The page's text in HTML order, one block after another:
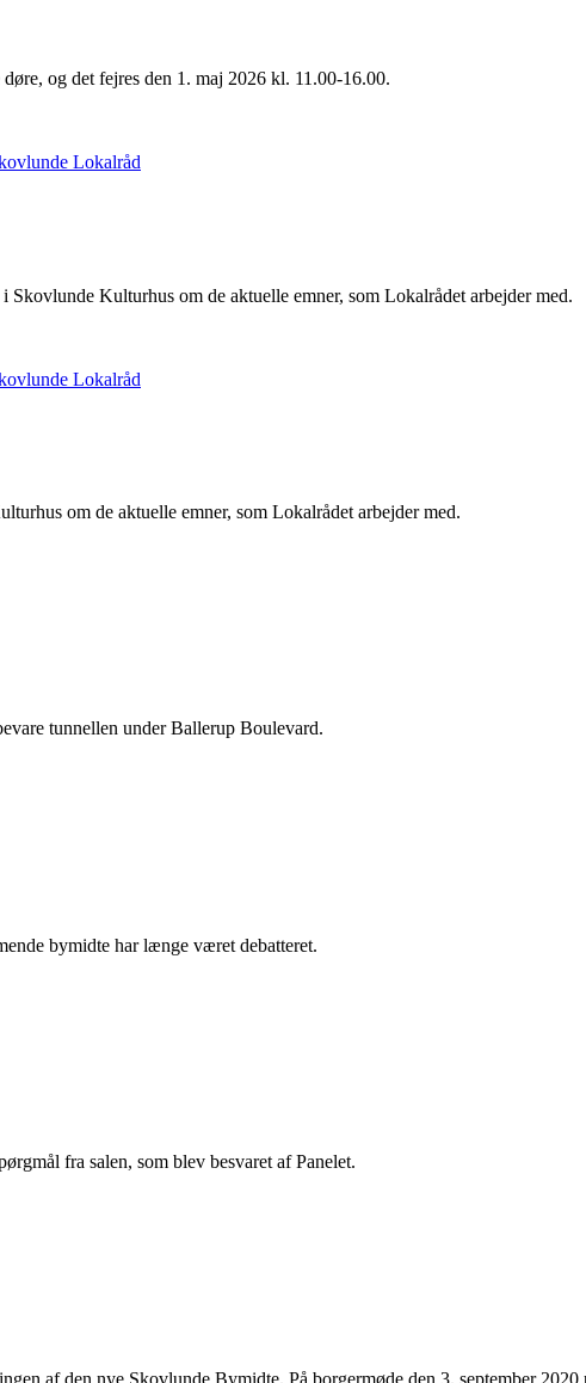
og det fejres den 1. maj 2026 kl. 11.00-16.00.
Lokalråd
Kulturhus om de aktuelle emner, som Lokalrådet arbejder med.
Lokalråd
om de aktuelle emner, som Lokalrådet arbejder med.
tunnellen under Ballerup Boulevard.
bymidte har længe været debatteret.
fra salen, som blev besvaret af Panelet.
af den nye Skovlunde Bymidte. På borgermøde den 3. september